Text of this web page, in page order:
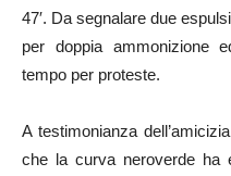
47′. Da segnalare due
per doppia ammonizione
tempo per proteste.
A testimonianza
che la curva neroverde ha